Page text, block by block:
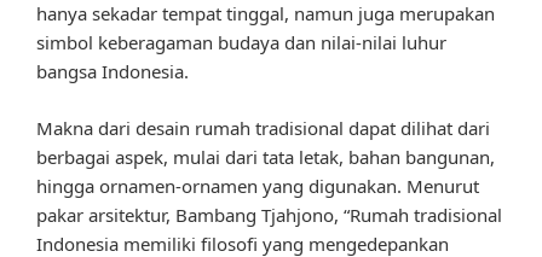
hanya sekadar tempat tinggal, namun juga merupakan
simbol keberagaman budaya dan nilai-nilai luhur
bangsa Indonesia.
Makna dari desain rumah tradisional dapat dilihat dari
berbagai aspek, mulai dari tata letak, bahan bangunan,
hingga ornamen-ornamen yang digunakan. Menurut
pakar arsitektur, Bambang Tjahjono, “Rumah tradisional
Indonesia memiliki filosofi yang mengedepankan